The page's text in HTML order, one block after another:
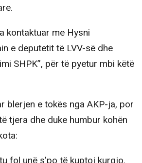
kontaktuar me Hysni
e deputetit të LVV-së dhe
SHPK”, për të pyetur mbi këtë
blerjen e tokës nga AKP-ja, por
tjera dhe duke humbur kohën